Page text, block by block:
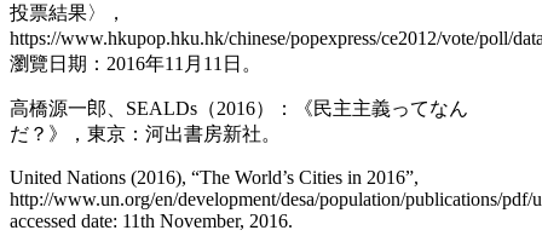
投票結果〉，
https://www.hkupop.hku.hk/chinese/popexpress/ce2012/vote/poll/
瀏覽日期：2016年11月11日。
高橋源一郎、SEALDs（2016）：《民主主義ってなん
だ？》，東京：河出書房新社。
United Nations (2016), “The World’s Cities in 2016”,
http://www.un.org/en/development/desa/population/publications/
accessed date: 11th November, 2016.